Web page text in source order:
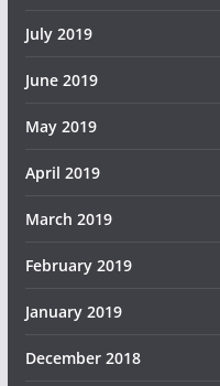
July 2019
June 2019
May 2019
April 2019
March 2019
February 2019
January 2019
December 2018